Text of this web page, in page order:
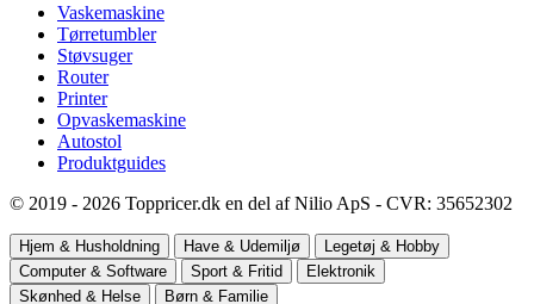
Vaskemaskine
Tørretumbler
Støvsuger
Router
Printer
Opvaskemaskine
Autostol
Produktguides
© 2019 - 2026 Toppricer.dk en del af Nilio ApS - CVR: 35652302
Hjem & Husholdning Have & Udemiljø
Legetøj & Hobby
Computer & Software
Sport & Fritid
Elektronik
Skønhed & Helse
Børn & Familie